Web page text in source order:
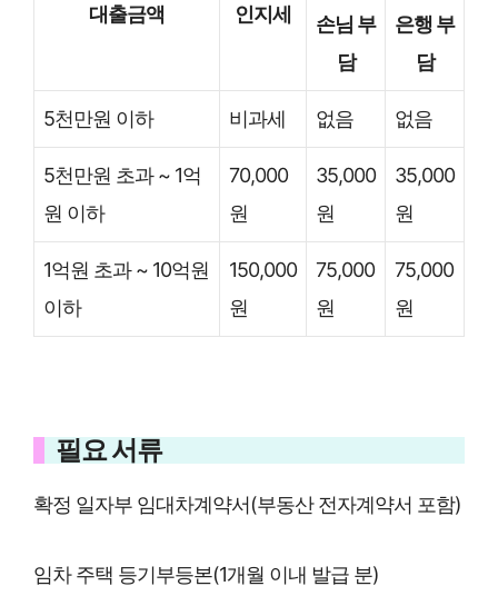
대출금액 인지세
손님 부
담
은행 부
담
5천만원 이하 비과세 없음 없음
5천만원 초과 ~ 1억
원 이하
70,000
원
35,000
원
35,000
원
1억원 초과 ~ 10억원
이하
150,000
원
75,000
원
75,000
원
필요 서류
확정 일자부 임대차계약서(부동산 전자계약서 포함)
임차 주택 등기부등본(1개월 이내 발급 분)